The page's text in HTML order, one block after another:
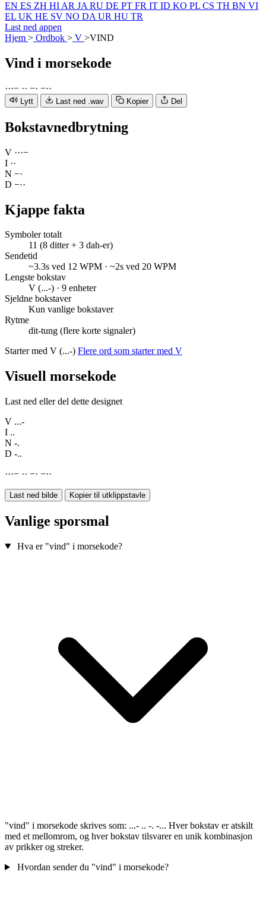
EN ES ZH HI AR JA RU DE PT FR IT ID KO PL CS TH BN VI
EL UK HE SV NO DA UR HU TR
Last ned appen
Hjem > Ordbok > V >VIND
Vind i morsekode
···− ·· −· −··
Lytt Last ned .wav Kopier Del
Bokstavnedbrytning
V ···−
I ··
N −·
D −··
Kjappe fakta
Symboler totalt
11 (8 ditter + 3 dah-er)
Sendetid
~3.3s ved 12 WPM · ~2s ved 20 WPM
Lengste bokstav
V (...-) · 9 enheter
Sjeldne bokstaver
Kun vanlige bokstaver
Rytme
dit-tung (flere korte signaler)
Starter med V (...-) Flere ord som starter med V
Visuell morsekode
Last ned eller del dette designet
V ...-
I ..
N -.
D -..
···− ·· −· −··
Last ned bilde Kopier til utklippstavle
Vanlige sporsmal
Hva er "vind" i morsekode?
"vind" i morsekode skrives som: ...- .. -. -... Hver bokstav er atskilt
med et mellomrom, og hver bokstav tilsvarer en unik kombinasjon
av prikker og streker.
Hvordan sender du "vind" i morsekode?